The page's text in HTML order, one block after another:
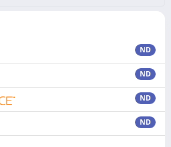
ND
ND
ND
ND